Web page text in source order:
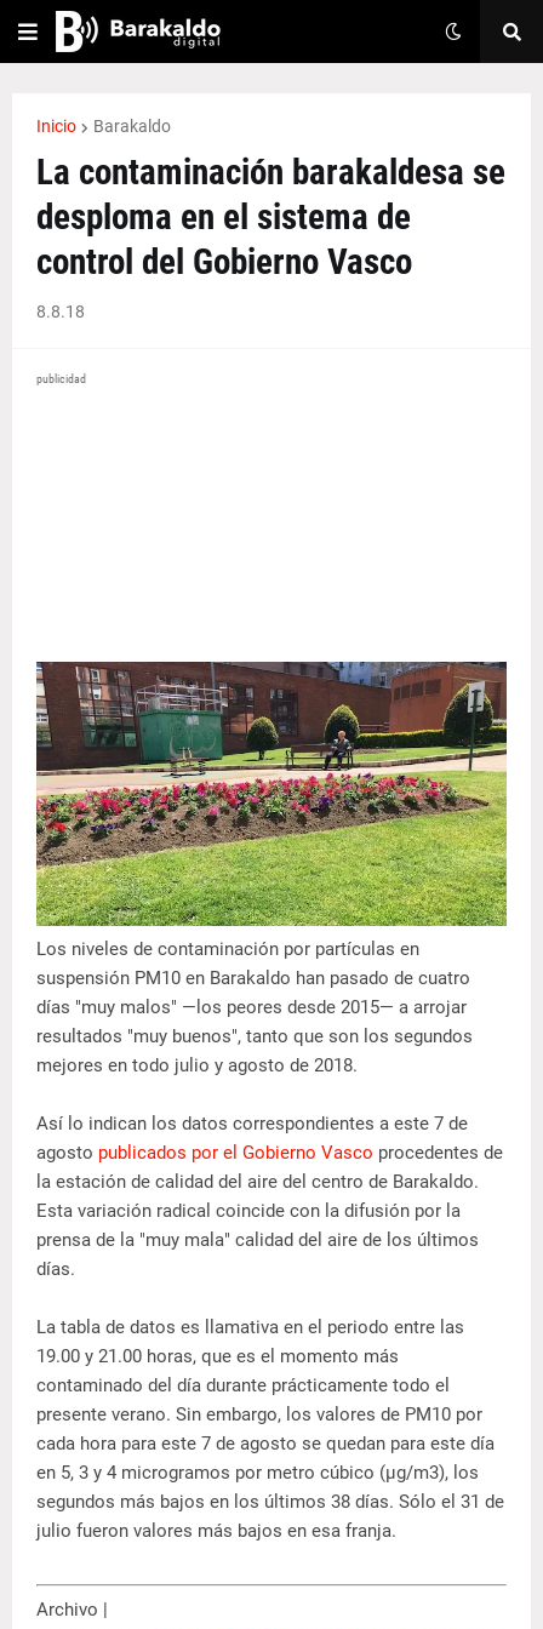
Inicio Barakaldo
La contaminación barakaldesa se
desploma en el sistema de
control del Gobierno Vasco
8.8.18
publicidad
Los niveles de contaminación por partículas en
suspensión PM10 en Barakaldo han pasado de cuatro
días "muy malos" —los peores desde 2015— a arrojar
resultados "muy buenos", tanto que son los segundos
mejores en todo julio y agosto de 2018.
Así lo indican los datos correspondientes a este 7 de
agosto publicados por el Gobierno Vasco procedentes de
la estación de calidad del aire del centro de Barakaldo.
Esta variación radical coincide con la difusión por la
prensa de la "muy mala" calidad del aire de los últimos
días.
La tabla de datos es llamativa en el periodo entre las
19.00 y 21.00 horas, que es el momento más
contaminado del día durante prácticamente todo el
presente verano. Sin embargo, los valores de PM10 por
cada hora para este 7 de agosto se quedan para este día
en 5, 3 y 4 microgramos por metro cúbico (µg/m3), los
segundos más bajos en los últimos 38 días. Sólo el 31 de
julio fueron valores más bajos en esa franja.
Archivo |